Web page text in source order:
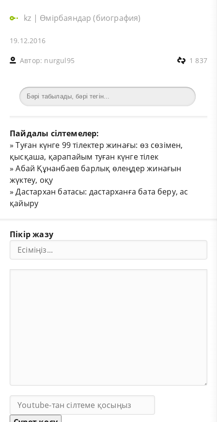
kz | Өмірбаяндар (биография)
19.12.2016
Автор: nurgul95 1 837
Пайдалы сілтемелер:
»Туған күнге 99 тілектер жинағы: өз сөзімен,
қысқаша, қарапайым туған күнге тілек
»Абай Құнанбаев барлық өлеңдер жинағын
жүктеу, оқу
»Дастархан батасы: дастарханға бата беру, ас
қайыру
Пікір жазу